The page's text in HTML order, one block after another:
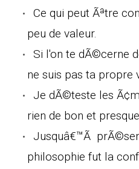
Ce qui peut Ãªtre
peu de valeur.
Si l'on te dÃ©cerne
ne suis pas ta propre
Je dÃ©teste les
rien de bon et
Jusquâ€™Ã
philosophie fut la